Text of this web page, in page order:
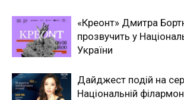
«Креонт» Дмитра
прозвучить у
України
Дайджест подій на
Національній